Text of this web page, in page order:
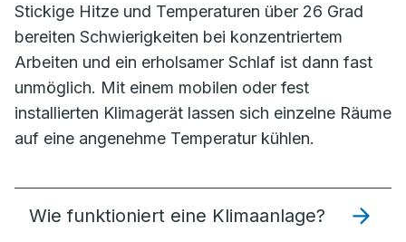
Stickige Hitze und Temperaturen über 26 Grad
bereiten Schwierigkeiten bei konzentriertem
Arbeiten und ein erholsamer Schlaf ist dann fast
unmöglich. Mit einem mobilen oder fest
installierten Klimagerät lassen sich einzelne Räume
auf eine angenehme Temperatur kühlen.
Wie funktioniert eine Klimaanlage?